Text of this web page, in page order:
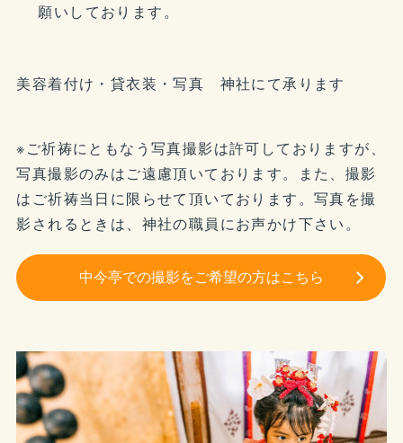
願いしております。
美容着付け・貸衣装・写真 神社にて承ります
※ご祈祷にともなう写真撮影は許可しておりますが、
写真撮影のみはご遠慮頂いております。また、撮影
はご祈祷当日に限らせて頂いております。写真を撮
影されるときは、神社の職員にお声かけ下さい。